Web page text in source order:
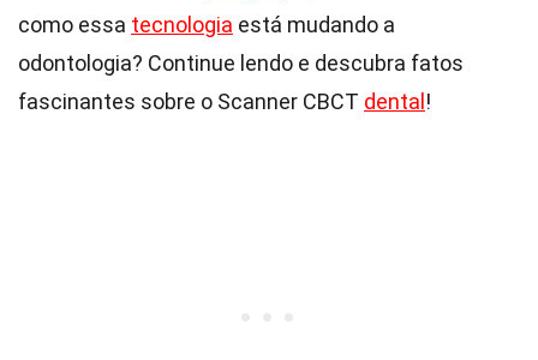
como essa tecnologia está mudando a
odontologia? Continue lendo e descubra fatos
fascinantes sobre o Scanner CBCT dental !